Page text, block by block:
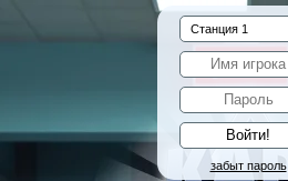
забыт пароль